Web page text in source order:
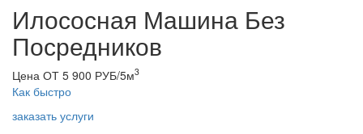
Илососная Машина Без
Посредников
Цена ОТ 5 900 РУБ/5м3
Как быстро
заказать услуги